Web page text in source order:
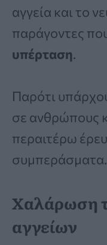
αγγεία και το
παράγοντες
υπέρταση.
Παρότι
σε ανθρώπους
περαιτέρω
συμπεράσματα.
Χαλάρωση
αγγείων